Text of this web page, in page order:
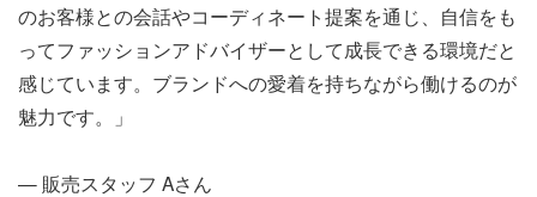
のお客様との会話やコーディネート提案を通じ、自信をも
ってファッションアドバイザーとして成長できる環境だと
感じています。ブランドへの愛着を持ちながら働けるのが
魅力です。」
— 販売スタッフ Aさん